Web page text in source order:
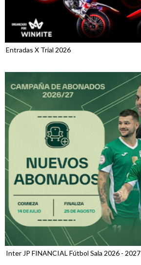
Entradas X Trial 2026
Inter JP FINANCIAL Fútbol Sala 2026 - 2027